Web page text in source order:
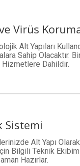
Virüs
Alt Yapıları
Sahip Olacaktır.
Hizmetlere Dahildir.
Sistemi
Alt Yapı
Bilgili Teknik
Hazırlar.